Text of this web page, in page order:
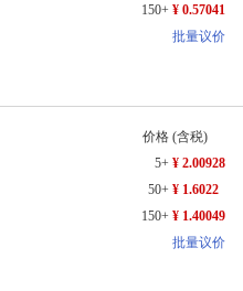
150+ ¥ 0.57041
批量议价
价格 (含税)
5+ ¥ 2.00928
50+ ¥ 1.6022
150+ ¥ 1.40049
批量议价